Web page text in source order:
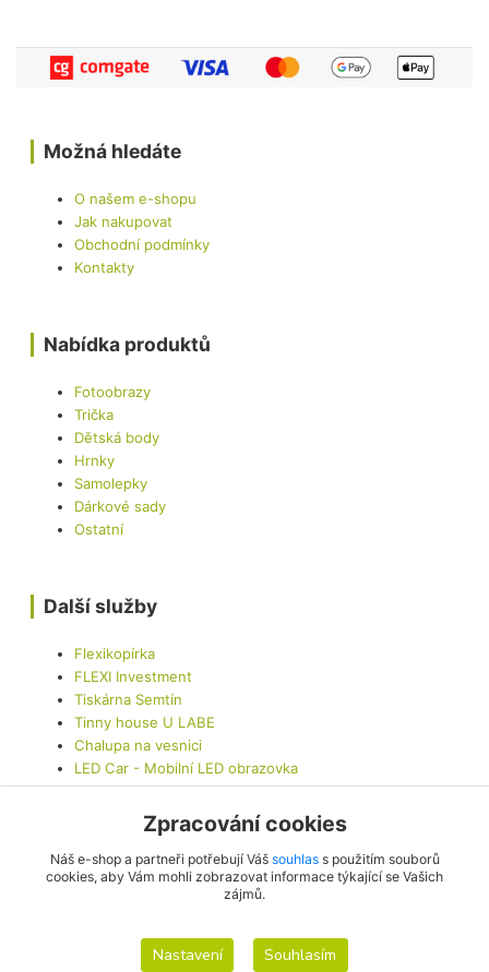
Možná hledáte
O našem e-shopu
Jak nakupovat
Obchodní podmínky
Kontakty
Nabídka produktů
Fotoobrazy
Trička
Dětská body
Hrnky
Samolepky
Dárkové sady
Ostatní
Další služby
Flexikopírka
FLEXI Investment
Tiskárna Semtín
Tinny house U LABE
Chalupa na vesnici
LED Car - Mobilní LED obrazovka
Zpracování cookies
Náš e-shop a partneři potřebují Váš souhlass použitím souborů
cookies, aby Vám mohli zobrazovat informace týkající se Vašich
zájmů.
Nastavení Souhlasím